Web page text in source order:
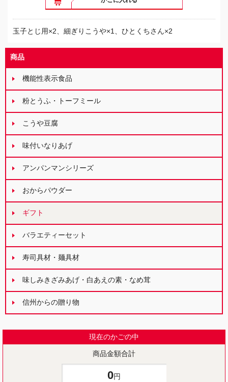
玉子とじ用×2、細ぎりこうや×1、ひとくちさん×2
商品
機能性表示食品
粉とうふ・トーフミール
こうや豆腐
味付いなりあげ
アンパンマンシリーズ
おからパウダー
ギフト
バラエティーセット
寿司具材・麺具材
味しみきざみあげ・白あえの素・なめ茸
信州からの贈り物
現在のかごの中
商品金額合計
0円